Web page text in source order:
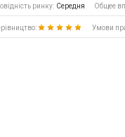
ринку: Середня Общее
Умови